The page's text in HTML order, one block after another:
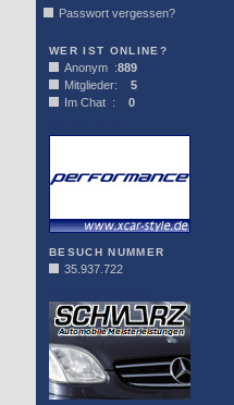
Passwort vergessen?
WER IST ONLINE?
Anonym :889
Mitglieder: 5
Im Chat : 0
BESUCH NUMMER
35.937.722